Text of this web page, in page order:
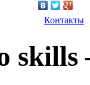
Контакты